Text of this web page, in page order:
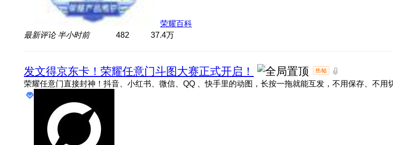
荣耀百科
最新评论 半小时前 482 37.4万
发文得京东卡！荣耀任意门斗图大赛正式开启！